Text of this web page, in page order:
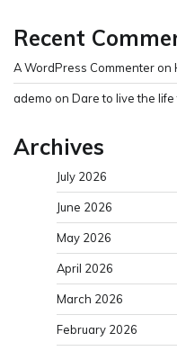
Recent
A WordPress Commenteron
ademo on Dare to live the
Archives
July 2026
June 2026
May 2026
April 2026
March 2026
February 2026